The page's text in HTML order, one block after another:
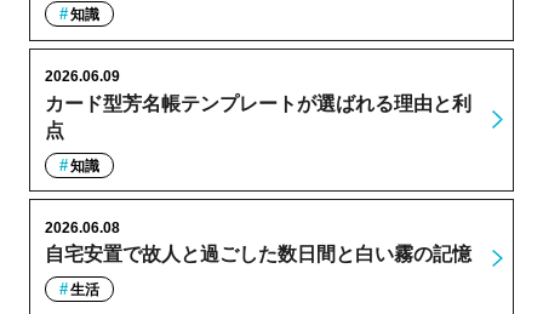
知識
カード型芳名帳テンプレートが選ばれる理由と利
点
2026.06.09
知識
自宅安置で故人と過ごした数日間と白い霧の記憶
2026.06.08
生活